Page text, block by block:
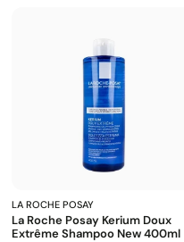
LA ROCHE POSAY
La Roche Posay Kerium Doux
Extrême Shampoo New 400ml